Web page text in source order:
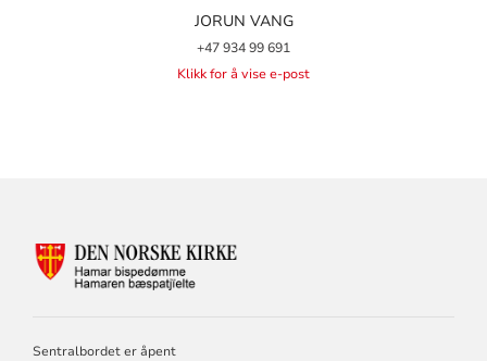
JORUN VANG
+47 934 99 691
Klikk for å vise e-post
Sentralbordet er åpent